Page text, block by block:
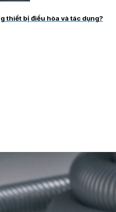
thiết bị điều hòa và tác dụng?